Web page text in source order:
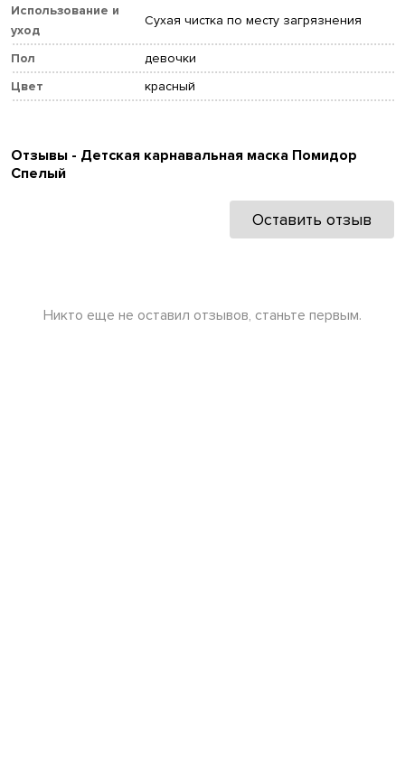
Использование и
уход
Сухая чистка по месту загрязнения
Пол
девочки
Цвет
красный
Отзывы - Детская карнавальная маска Помидор
Спелый
Оставить отзыв
Никто еще не оставил отзывов, станьте первым.